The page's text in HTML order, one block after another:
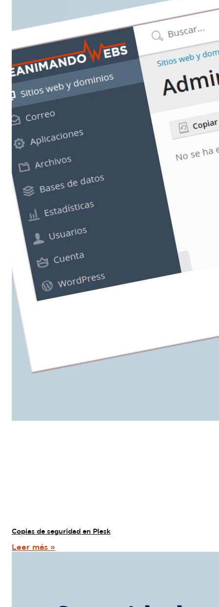
Copias de seguridad en Plesk
Leer más »